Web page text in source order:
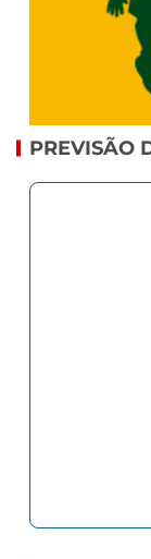
PREVISÃO